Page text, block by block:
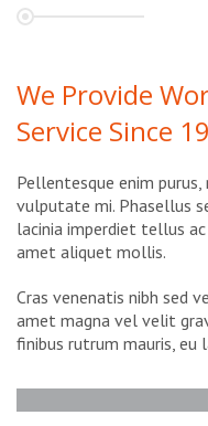
We Provide
Service Since
Pellentesque enim
vulputate mi. Phasellus
lacinia imperdiet tellus
amet aliquet mollis.
Cras venenatis nibh sed
amet magna vel velit
finibus rutrum mauris, eu